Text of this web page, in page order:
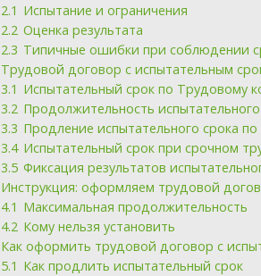
2.1 Испытание и ограничения
2.2 Оценка результата
2.3 Типичные ошибки при соблюдении
Трудовой договор с испытательным
3.1 Испытательный срок по Трудовому
3.2 Продолжительность
3.3 Продление испытательного срока
3.4 Испытательный срок при срочном
3.5 Фиксация результатов
Инструкция: оформляем трудовой
4.1 Максимальная продолжительность
4.2 Кому нельзя установить
Как оформить трудовой договор с
5.1 Как продлить испытательный срок